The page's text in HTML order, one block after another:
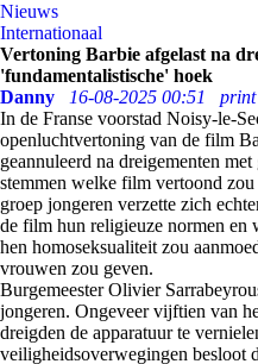
Nieuws
Internationaal
Vertoning Barbie afgelast na
'fundamentalistische' hoek
Danny
16-08-2025 00:51
print
In de Franse voorstad Noisy-le-
openluchtvertoning van de film
geannuleerd na dreigementen
stemmen welke film vertoond
groep jongeren verzette zich
de film hun religieuze normen en
hen homoseksualiteit zou
vrouwen zou geven.
Burgemeester Olivier
jongeren. Ongeveer vijftien van
dreigden de apparatuur te
veiligheidsoverwegingen besloot